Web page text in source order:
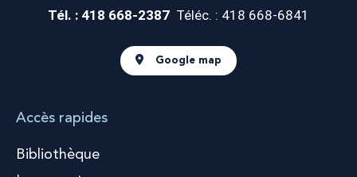
Tél. : 418 668-2387 Téléc. : 418 668-6841
Google map
Accès rapides
Bibliothèque